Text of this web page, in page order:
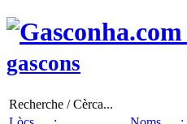
gascons
Recherche / Cèrca...